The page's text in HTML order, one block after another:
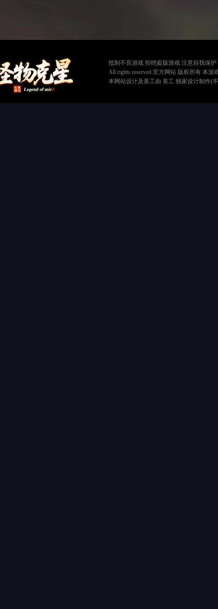
抵制不良游戏 拒绝盗版游戏 注意自我保
All rights reserved.官方网站 版权所有 本
本网站设计及美工由 美工 独家设计制作(